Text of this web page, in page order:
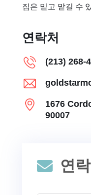
 연
짐은 밑고 맡길 수
연락처
(213) 268-
1676
90007